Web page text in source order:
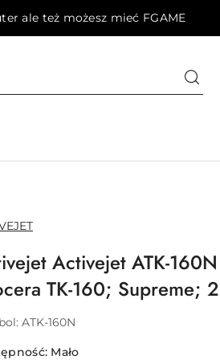
ale też możesz mieć FGAME
Activejet ATK-
TK-160; Supreme;
ATK-160N
Mało